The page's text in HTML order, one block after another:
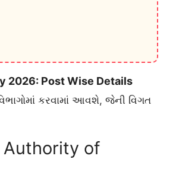
2026: Post Wise Details
કરવામાં આવશે, જેની વિગત
Authority of